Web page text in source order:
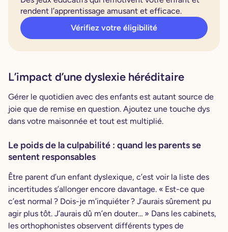
rendent l’apprentissage amusant et efficace.
Vérifiez votre éligibilité
L’impact d’une dyslexie héréditaire
Gérer le quotidien avec des enfants est autant source de
joie que de remise en question. Ajoutez une touche dys
dans votre maisonnée et tout est multiplié.
Le poids de la culpabilité : quand les parents se
sentent responsables
Être parent d’un enfant dyslexique, c’est voir la liste des
incertitudes s’allonger encore davantage. « Est-ce que
c’est normal ? Dois-je m’inquiéter ? J’aurais sûrement pu
agir plus tôt. J’aurais dû m’en douter… » Dans les cabinets,
les orthophonistes observent différents types de